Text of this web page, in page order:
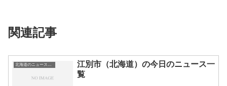
関連記事
北海道のニュース一覧
江別市（北海道）の今日のニュース一
覧